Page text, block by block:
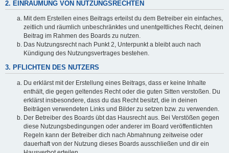
2. EINRÄUMUNG VON NUTZUNGSRECHTEN
Mit dem Erstellen eines Beitrags erteilst du dem Betreiber ein einfaches,
zeitlich und räumlich unbeschränktes und unentgeltliches Recht, deinen
Beitrag im Rahmen des Boards zu nutzen.
Das Nutzungsrecht nach Punkt 2, Unterpunkt a bleibt auch nach
Kündigung des Nutzungsvertrages bestehen.
3. PFLICHTEN DES NUTZERS
Du erklärst mit der Erstellung eines Beitrags, dass er keine Inhalte
enthält, die gegen geltendes Recht oder die guten Sitten verstoßen. Du
erklärst insbesondere, dass du das Recht besitzt, die in deinen
Beiträgen verwendeten Links und Bilder zu setzen bzw. zu verwenden.
Der Betreiber des Boards übt das Hausrecht aus. Bei Verstößen gegen
diese Nutzungsbedingungen oder anderer im Board veröffentlichten
Regeln kann der Betreiber dich nach Abmahnung zeitweise oder
dauerhaft von der Nutzung dieses Boards ausschließen und dir ein